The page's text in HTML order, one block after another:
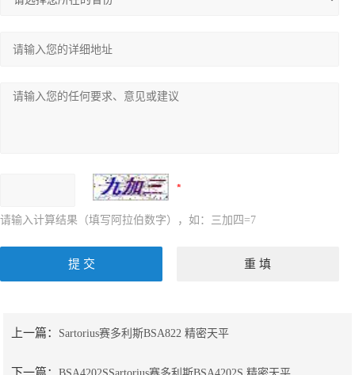
请输入计算结果（填写阿拉伯数字），如：三加四=7
上一篇： Sartorius赛多利斯BSA822 精密天平
下一篇：